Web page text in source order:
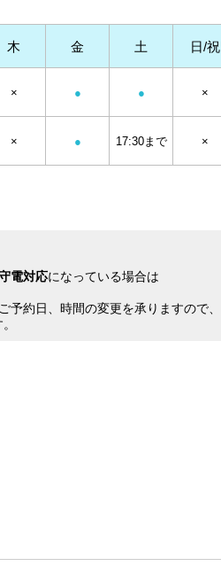
木 金 土 日/祝
× ● ● ×
× ● 17:30まで ×
電対応になっている場合は
予約日、時間の変更を承りますので、